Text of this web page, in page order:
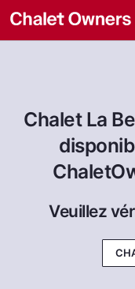
Chalet La
Veuillez